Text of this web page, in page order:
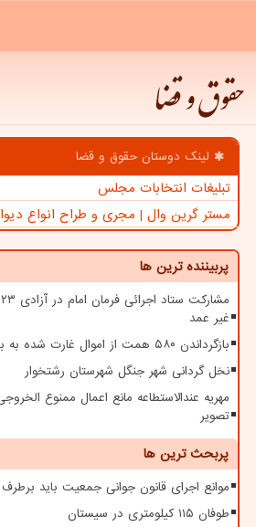
حقوق و قضا
لینک دوستان حقوق و قضا
تبلیغات انتخابات مجلس
مستر گرین وال | مجری و طراح انواع
پربیننده ترین ها
غیر عمد
بازگرداندن ۵۸۰ همت از اموال غارت شده به بیت المال
نخل گردانی شهر جنگل شهرستان رشتخوار
مهریه عندالاستطاعه مانع اعمال ممنوع
تصویر
پربحث ترین ها
موانع اجرای قانون جوانی جمعیت باید
طوفان ۱۱۵ کیلومتری در سیستان